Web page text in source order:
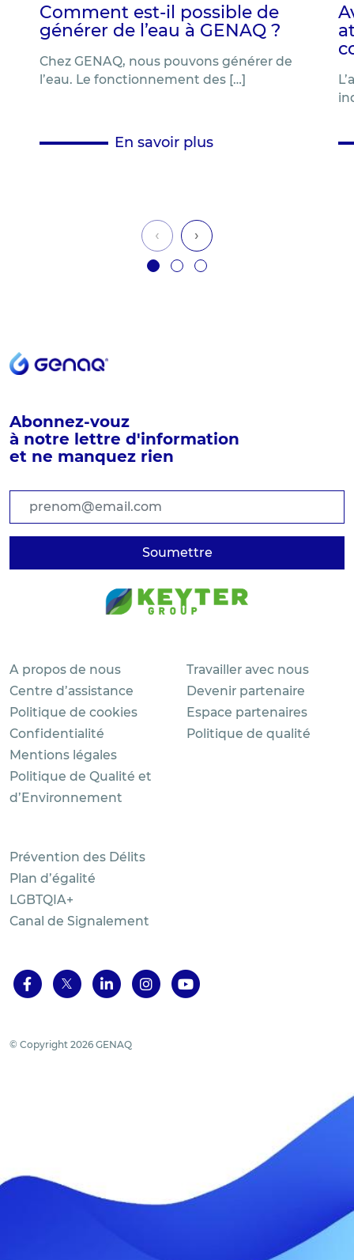
Comment est-il possible de
générer de l’eau à GENAQ ?
Chez GENAQ, nous pouvons générer de
l’eau. Le fonctionnement des […]
En savoir plus
‹ ›
Abonnez-vouz
à notre lettre d'information
et ne manquez rien
A propos de nous
Centre d’assistance
Politique de cookies
Confidentialité
Mentions légales
Politique de Qualité et
d’Environnement
Travailler avec nous
Devenir partenaire
Espace partenaires
Politique de qualité
Prévention des Délits
Plan d’égalité
LGBTQIA+
Canal de Signalement
© Copyright 2026 GENAQ